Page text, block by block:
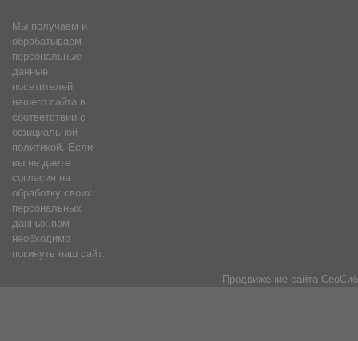
Мы получаем и
обрабатываем
персональные
данные
посетителей
нашего сайта в
соответствии с
официальной
политикой. Если
вы не даете
согласия на
обработку своих
персональных
данных,вам
необходимо
покинуть наш сайт.
Продвижение сайта СеоСиб